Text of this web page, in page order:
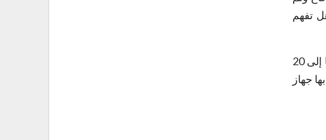
تفهم
ورفض القاضي طلب محام عن الضحية المزعومة في قضية الأميرة مشاعل بإلغاء الكفالة أو زيادتها إلى 20
جهاز